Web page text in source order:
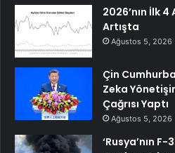
2026’nın İlk
Artışta
Ağustos 5, 2026
Çin
Zeka
Çağrısı Yaptı
Ağustos 5, 2026
‘Rusya’nın F-